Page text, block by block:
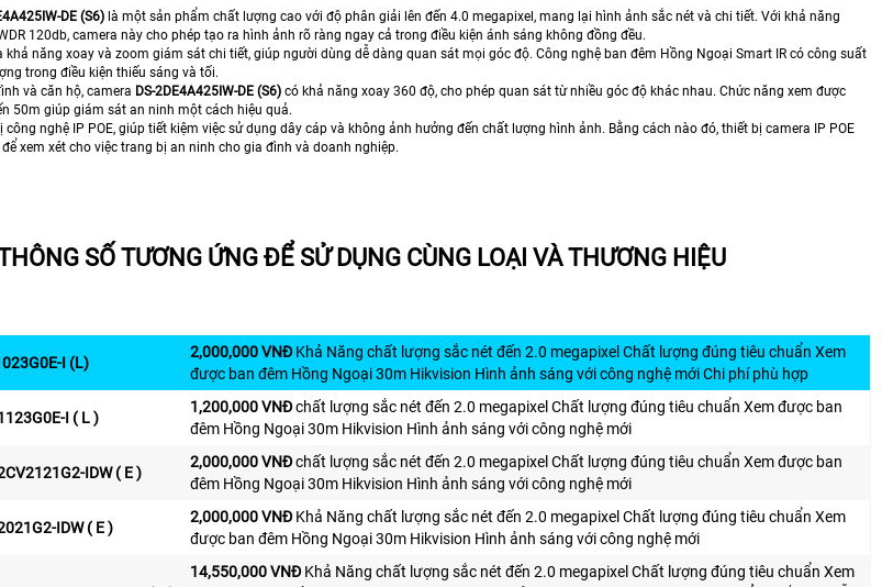
DE (S6) là một sản phẩm chất lượng cao với độ phân giải lên đến 4.0 megapixel, mang lại hình ảnh sắc nét và chi tiết. Với khả năng
120db, camera này cho phép tạo ra hình ảnh rõ ràng ngay cả trong điều kiện ánh sáng không đồng đều.
năng xoay và zoom giám sát chi tiết, giúp người dùng dễ dàng quan sát mọi góc độ. Công nghệ ban đêm Hồng Ngoại Smart IR có công suất
trong điều kiện thiếu sáng và tối.
và căn hộ, camera DS-2DE4A425IW-DE (S6) có khả năng xoay 360 độ, cho phép quan sát từ nhiều góc độ khác nhau. Chức năng xem được
50m giúp giám sát an ninh một cách hiệu quả.
nghệ IP POE, giúp tiết kiệm việc sử dụng dây cáp và không ảnh hưởng đến chất lượng hình ảnh. Bằng cách nào đó, thiết bị camera IP POE
xem xét cho việc trang bị an ninh cho gia đình và doanh nghiệp.
SỐ TƯƠNG ỨNG ĐỂ SỬ DỤNG CÙNG LOẠI VÀ THƯƠNG HIỆU
I (L)
2,000,000 VNĐKhả Năng chất lượng sắc nét đến 2.0 megapixel Chất lượng đúng tiêu chuẩn Xem
được ban đêm Hồng Ngoại 30m Hikvision Hình ảnh sáng với công nghệ mới Chi phí phù hợp
I ( L )
1,200,000 VNĐchất lượng sắc nét đến 2.0 megapixel Chất lượng đúng tiêu chuẩn Xem được ban
đêm Hồng Ngoại 30m Hikvision Hình ảnh sáng với công nghệ mới
IDW ( E )
2,000,000 VNĐchất lượng sắc nét đến 2.0 megapixel Chất lượng đúng tiêu chuẩn Xem được ban
đêm Hồng Ngoại 30m Hikvision Hình ảnh sáng với công nghệ mới
IDW ( E )
2,000,000 VNĐKhả Năng chất lượng sắc nét đến 2.0 megapixel Chất lượng đúng tiêu chuẩn Xem
được ban đêm Hồng Ngoại 30m Hikvision Hình ảnh sáng với công nghệ mới
14,550,000 VNĐKhả Năng chất lượng sắc nét đến 2.0 megapixel Chất lượng đúng tiêu chuẩn Xem